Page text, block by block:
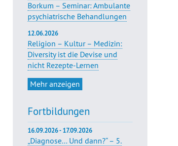
Borkum – Seminar: Ambulante
psychiatrische Behandlungen
12.06.2026
Religion – Kultur – Medizin:
Diversity ist die Devise und
nicht Rezepte-Lernen
Mehr anzeigen
Fortbildungen
16.09.2026 - 17.09.2026
„Diagnose… Und dann?“ – 5.